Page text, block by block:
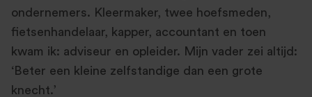
ondernemers. Kleermaker, twee hoefsmeden,
fietsenhandelaar, kapper, accountant en toen
kwam ik: adviseur en opleider. Mijn vader zei altijd:
‘Beter een kleine zelfstandige dan een grote
knecht.’